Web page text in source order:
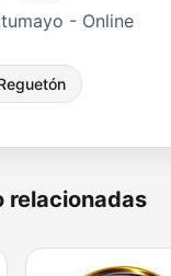
- Online
relacionadas